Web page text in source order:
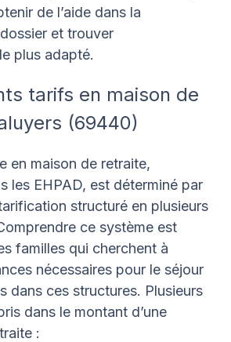
de l’aide dans la
et trouver
plus adapté.
tarifs en maison de
(69440)
en maison de retraite,
les EHPAD, est déterminé par
structuré en plusieurs
ce système est
familles qui cherchent à
nécessaires pour le séjour
dans ces structures. Plusieurs
dans le montant d’une
: